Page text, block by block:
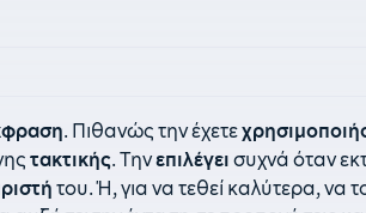
. Πιθανώς την έχετε
τακτικής. Τηνεπιλέγει συχνά όταν
του. Ή, για να τεθεί καλύτερα, να